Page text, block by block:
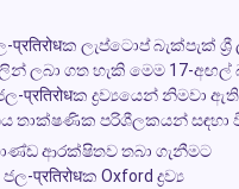
प्रतिरोधක ලැප්ටොප්
ලබා ගත හැකි මෙම 17-
ද්‍රව්‍යයෙන් නිමවා
තාක්ෂණික පරිශීලකයන් සඳහා
ආරක්ෂිතව තබා ගැනීමට
Oxford ද්‍රව්‍ය